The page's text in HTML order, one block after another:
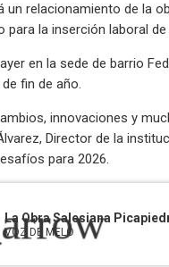
un relacionamiento de la
para la inserción laboral
en la sede de barrio
fin de año.
innovaciones y
Director de la
para 2026.
VOZ DE MELO